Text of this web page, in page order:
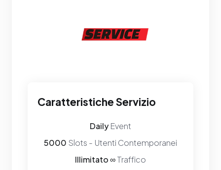
Caratteristiche Servizio
DailyEvent
5000 Slots - Utenti Contemporanei
Illimitato ∞Traffico